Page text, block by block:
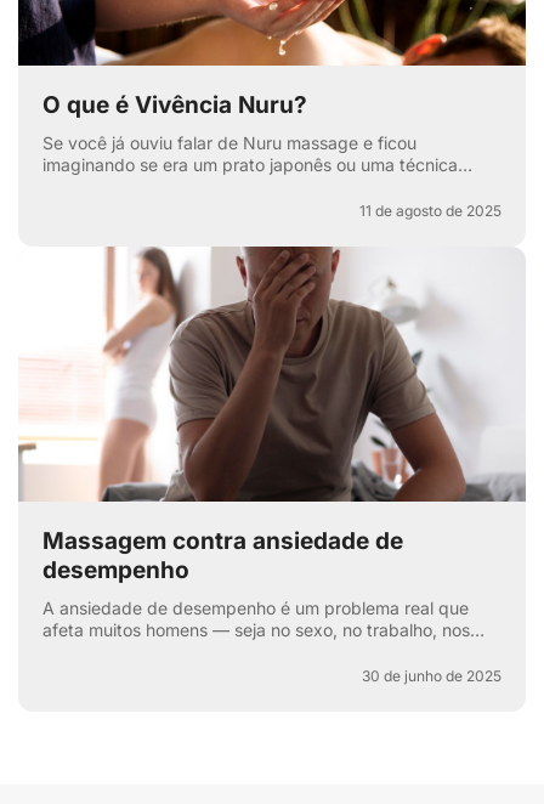
O que é Vivência Nuru?
Se você já ouviu falar de Nuru massage e ficou
imaginando se era um prato japonês ou uma técnica
11 de agosto de 2025
Massagem contra ansiedade de
desempenho
A ansiedade de desempenho é um problema real que
afeta muitos homens — seja no sexo, no trabalho, nos
30 de junho de 2025